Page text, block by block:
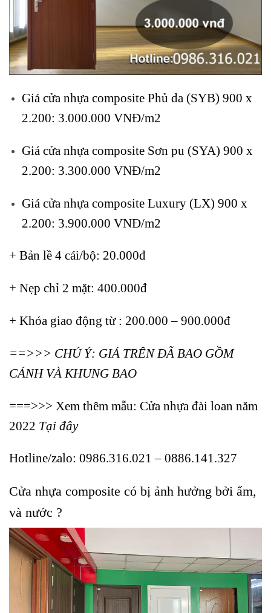
Giá cửa nhựa composite Phủ da (SYB) 900 x
2.200: 3.000.000 VNĐ/m2
Giá cửa nhựa composite Sơn pu (SYA) 900 x
2.200: 3.300.000 VNĐ/m2
Giá cửa nhựa composite Luxury (LX) 900 x
2.200: 3.900.000 VNĐ/m2
+ Bản lề 4 cái/bộ: 20.000đ
+ Nẹp chỉ 2 mặt: 400.000đ
+ Khóa giao động từ : 200.000 – 900.000đ
==>>> CHÚ Ý: GIÁ TRÊN ĐÃ BAO GỒM
CÁNH VÀ KHUNG BAO
===>>> Xem thêm mẫu: Cửa nhựa đài loan năm
2022 Tại đây
Hotline/zalo: 0986.316.021 – 0886.141.327
Cửa nhựa composite có bị ảnh hưởng bởi ẩm,
và nước ?